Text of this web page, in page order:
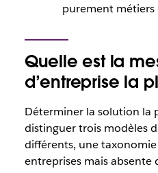
purement
Quelle est la
d’entreprise la
Déterminer la solution la
distinguer trois modèles
différents, une
entreprises mais absente